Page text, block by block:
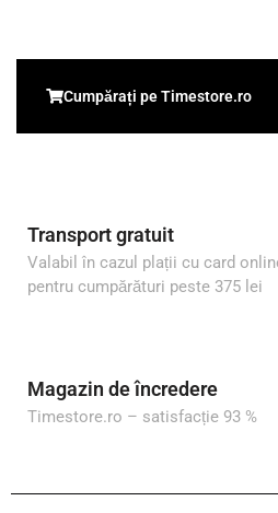
Cumpărați pe Timestore.ro
Transport gratuit
Valabil în cazul plații cu card
pentru cumpărături peste 375 lei
Magazin de încredere
Timestore.ro – satisfacție 93 %